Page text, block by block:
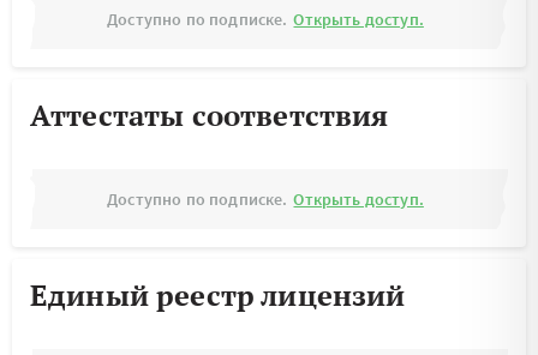
Доступно по подписке. Открыть доступ.
Аттестаты соответствия
Доступно по подписке. Открыть доступ.
Единый реестр лицензий